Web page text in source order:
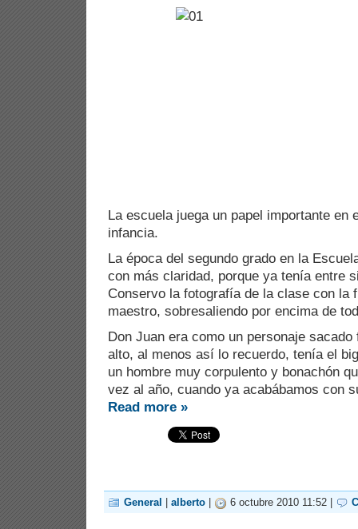
La escuela juega un papel importante en
infancia.
La época del segundo grado en la
con más claridad, porque ya tenía entre
Conservo la fotografía de la clase con la
maestro, sobresaliendo por encima de
Don Juan era como un personaje
alto, al menos así lo recuerdo, tenía el
un hombre muy corpulento y bonachón
vez al año, cuando ya acabábamos con
Read more »
General alberto 6 octubre 2010 11:52 |